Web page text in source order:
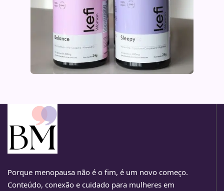
Porque menopausa não é o fim, é um novo começo.
Conteúdo, conexão e cuidado para mulheres em